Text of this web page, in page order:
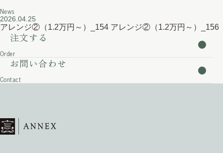
News
2026.04.25
​アレンジ②（1.2万円～）_154 ​​アレンジ②（1.2万円～）_156
注文する
Order
お問い合わせ
Contact